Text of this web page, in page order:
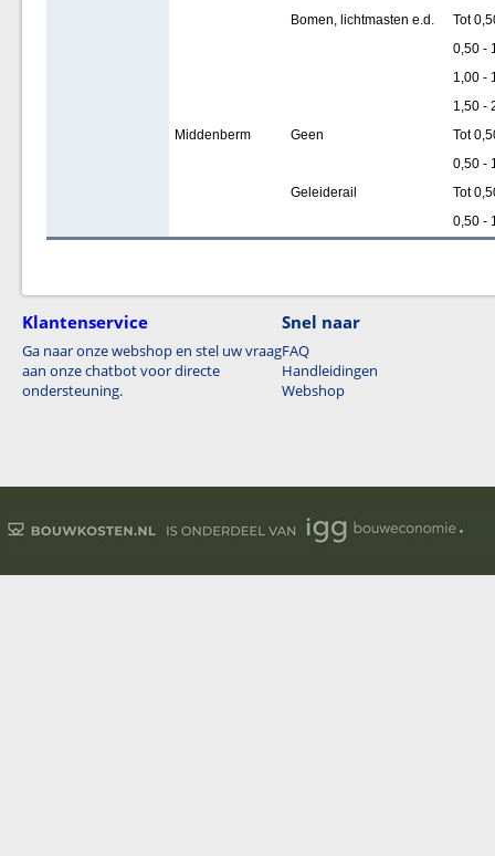
Bomen, lichtmasten e.d.
Tot
0,50 -
1,00 -
1,50 -
Middenberm
Geen
Tot
0,50 -
Geleiderail
Tot
0,50 -
Klantenservice
Ga naar onze webshop en stel uw vraag
aan onze chatbot voor directe
ondersteuning.
Snel naar
FAQ
Handleidingen
Webshop